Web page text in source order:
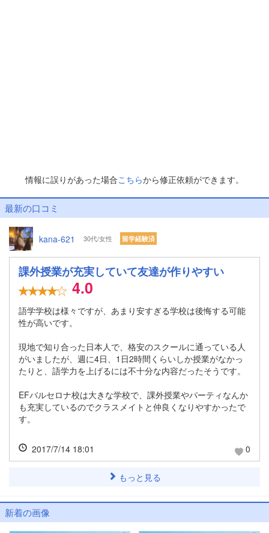
情報に誤りがあった場合こちらから修正依頼ができます。
最新の口コミ
kana-621 30代/女性 留学経験済
課外授業が充実していて友達が作りやすい
4.0
語学学校は様々ですが、あまり安すぎる学校は後悔する可能
性が高いです。
現地で知り合った日本人で、格安のスクールに通っている人
がいましたが、週に4日、1日2時間くらいしか授業がなかっ
たりと、語学力を上げるには不十分な内容だったそうです。
EFバルセロナ校は大きな学校で、課外授業やパーティなんか
も充実しているのでクラスメイトと仲良くなりやすかったで
す。
2017/7/14 18:01 0
もっと見る
新着の画像